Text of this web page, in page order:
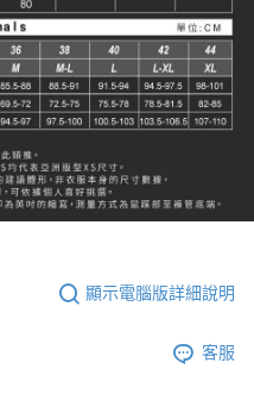
顯示電腦版詳細說明
客服